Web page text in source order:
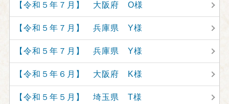
【令和５年７月】 大阪府 O様
【令和５年７月】 兵庫県 Y様
【令和５年７月】 兵庫県 Y様
【令和５年６月】 大阪府 K様
【令和５年５月】 埼玉県 T様